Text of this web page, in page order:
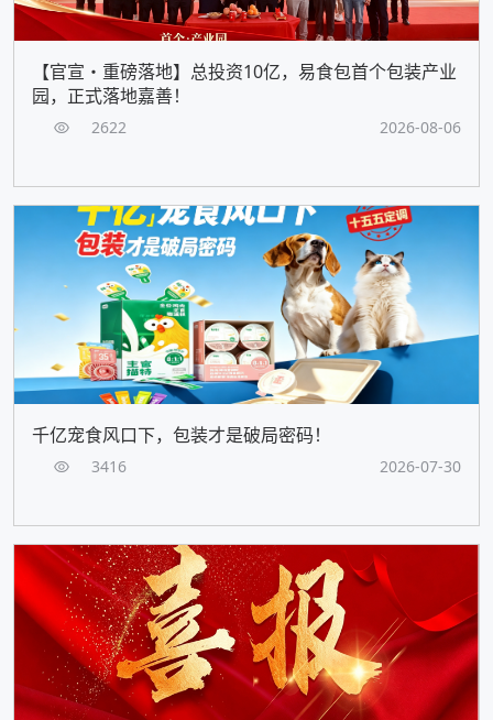
【官宣・重磅落地】总投资10亿，易食包首个包装产业
园，正式落地嘉善！
2622 2026-08-06
千亿宠食风口下，包装才是破局密码！
3416 2026-07-30